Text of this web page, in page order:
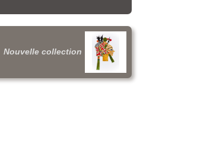
Nouvelle collection